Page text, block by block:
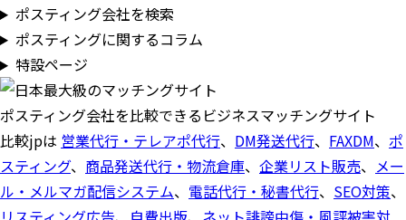
ポスティング会社を検索
ポスティングに関するコラム
特設ページ
ポスティング会社を比較できるビジネスマッチングサイト
比較jpは 営業代行・テレアポ代行、 DM発送代行、 FAXDM、 ポ
スティング、 商品発送代行・物流倉庫、 企業リスト販売、 メー
ル・メルマガ配信システム、 電話代行・秘書代行、 SEO対策、